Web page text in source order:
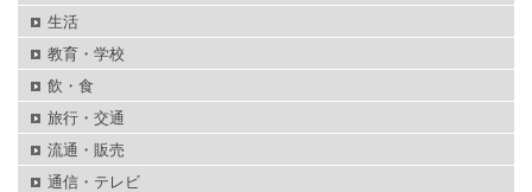
生活
教育・学校
飲・食
旅行・交通
流通・販売
通信・テレビ